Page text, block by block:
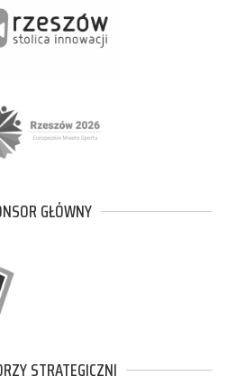
GŁÓWNY
STRATEGICZNI